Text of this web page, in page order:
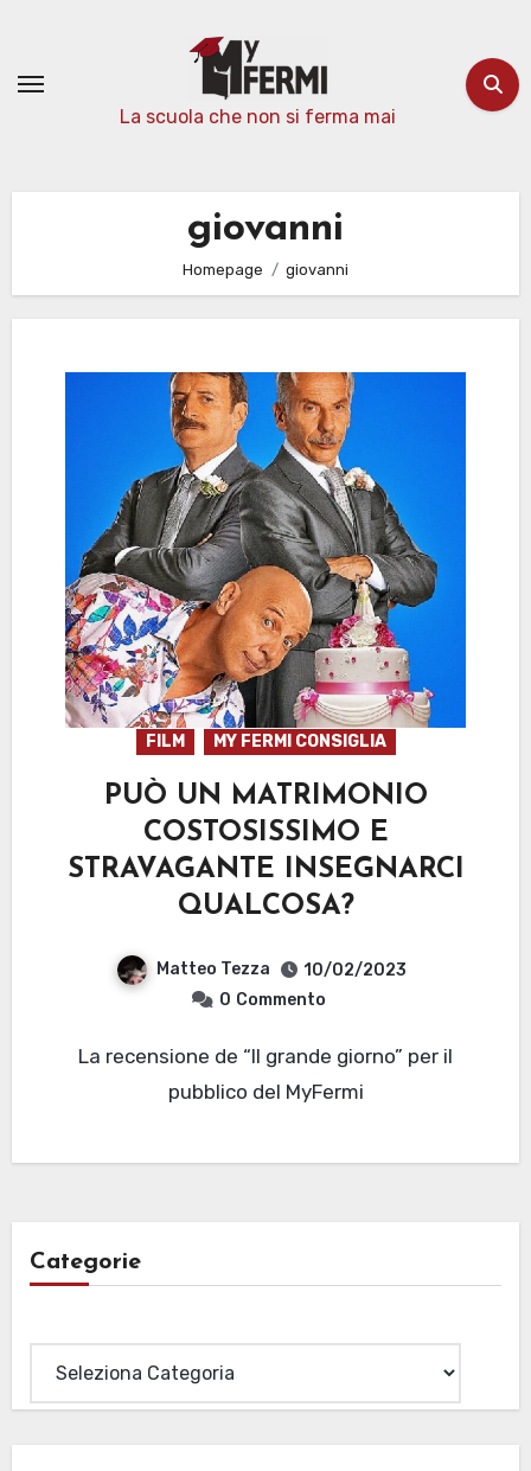
contenuto
La scuola che non si ferma mai
giovanni
Homepage giovanni
FILM MY FERMI CONSIGLIA
PUÒ UN MATRIMONIO
COSTOSISSIMO E
STRAVAGANTE INSEGNARCI
QUALCOSA?
Matteo Tezza
10/02/2023
0 Commento
La recensione de “Il grande giorno” per il
pubblico del MyFermi
Categorie